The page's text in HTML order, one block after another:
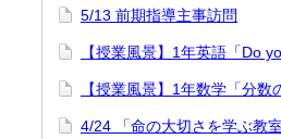
5/13 前期指導主事訪問
【授業風景】1年英語「Do
【授業風景】1年数学「分数
4/24 「命の大切さを学ぶ教室